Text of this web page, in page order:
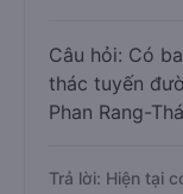
Câu hỏi: Có
thác tuyến
Phan Rang-
Trả lời: Hiện tại